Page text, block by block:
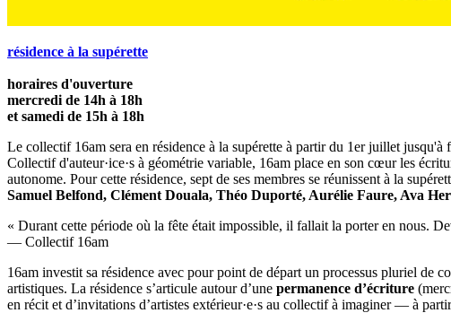
résidence à la supérette
horaires d'ouverture
mercredi de 14h à 18h
et samedi de 15h à 18h
Le collectif 16am sera en résidence à la supérette à partir du 1er juillet jusqu'à
Collectif d'auteur·ice·s à géométrie variable, 16am place en son cœur les
autonome. Pour cette résidence, sept de ses membres se réunissent à la
Samuel Belfond, Clément Douala, Théo Duporté, Aurélie Faure, Ava
« Durant cette période où la fête était impossible, il fallait la porter en nous.
— Collectif 16am
16am investit sa résidence avec pour point de départ un processus pluriel de
artistiques. La résidence s’articule autour d’une permanence d’écriture
en récit et d’invitations d’artistes extérieur·e·s au collectif à imaginer — à